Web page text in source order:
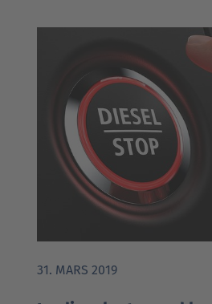
31. MARS 2019